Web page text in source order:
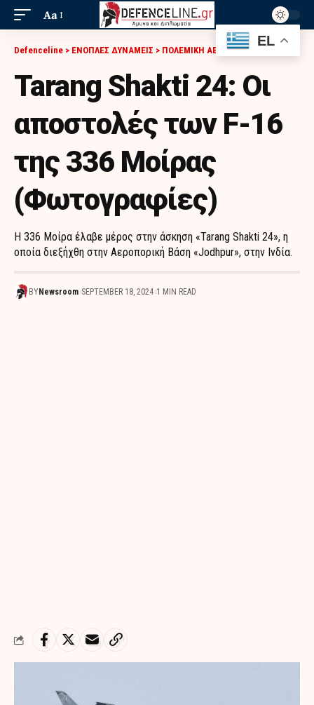
Aa
Defenceline > ΕΝΟΠΛΕΣ ΔΥΝΑΜΕΙΣ > ΠΟΛΕΜΙΚΗ ΑΕΡΟΠΟΡΙΑ
Tarang Shakti 24: Οι
αποστολές των F-16
της 336 Μοίρας
(Φωτογραφίες)
Η 336 Μοίρα έλαβε μέρος στην άσκηση «Tarang Shakti 24», η
οποία διεξήχθη στην Αεροπορική Βάση «Jodhpur», στην Ινδία.
BY Newsroom SEPTEMBER 18, 2024 1 MIN READ
EL